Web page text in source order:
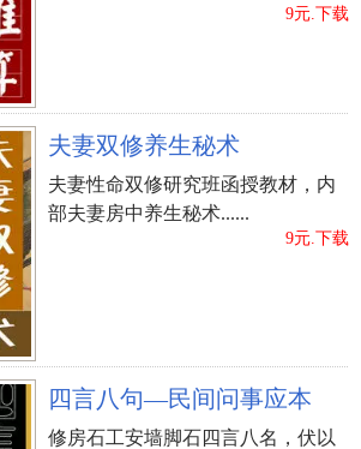
9元.下载
夫妻双修养生秘术
夫妻性命双修研究班函授教材，内
部夫妻房中养生秘术......
9元.下载
四言八句—民间问事应本
修房石工安墙脚石四言八名，伏以